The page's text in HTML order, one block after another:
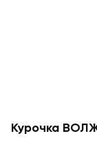
Курочка